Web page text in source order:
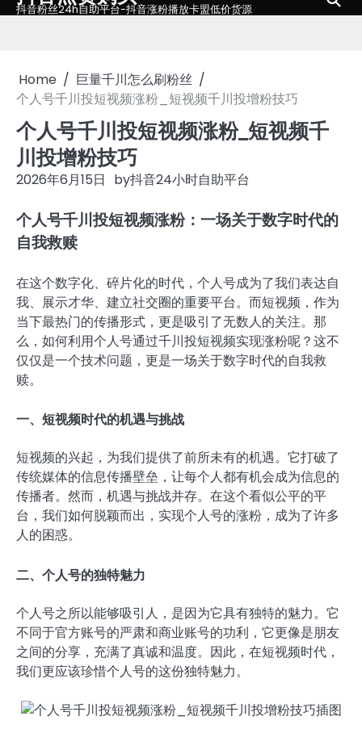
to 抖音粉丝24h自助平台-抖音涨粉播放卡盟低价货源
Home
巨量千川怎么刷粉丝
个人号千川投短视频涨粉_短视频千川投增粉技巧
个人号千川投短视频涨粉_短视频千
川投增粉技巧
2026年6月15日 by抖音24小时自助平台
个人号千川投短视频涨粉：一场关于数字时代的
自我救赎
在这个数字化、碎片化的时代，个人号成为了我们表达自
我、展示才华、建立社交圈的重要平台。而短视频，作为
当下最热门的传播形式，更是吸引了无数人的关注。那
么，如何利用个人号通过千川投短视频实现涨粉呢？这不
仅仅是一个技术问题，更是一场关于数字时代的自我救
赎。
一、短视频时代的机遇与挑战
短视频的兴起，为我们提供了前所未有的机遇。它打破了
传统媒体的信息传播壁垒，让每个人都有机会成为信息的
传播者。然而，机遇与挑战并存。在这个看似公平的平
台，我们如何脱颖而出，实现个人号的涨粉，成为了许多
人的困惑。
二、个人号的独特魅力
个人号之所以能够吸引人，是因为它具有独特的魅力。它
不同于官方账号的严肃和商业账号的功利，它更像是朋友
之间的分享，充满了真诚和温度。因此，在短视频时代，
我们更应该珍惜个人号的这份独特魅力。